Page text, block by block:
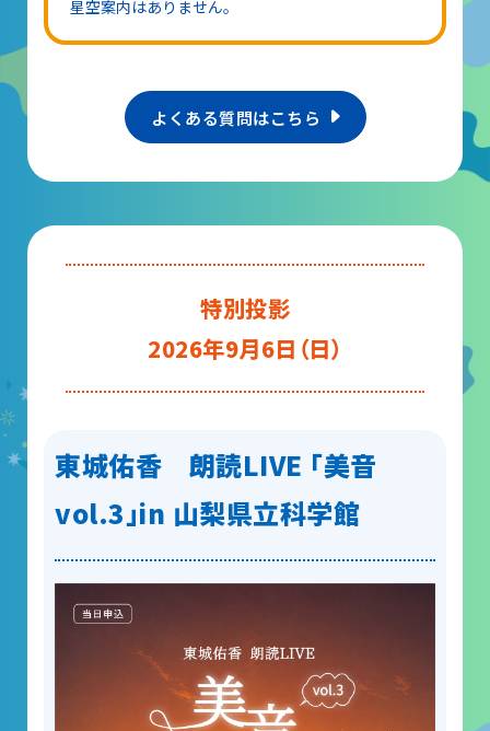
星空案内はありません。
よくある質問はこちら
特別投影
2026年9月6日（日）
東城佑香 朗読LIVE 「美音
vol.3」in 山梨県立科学館